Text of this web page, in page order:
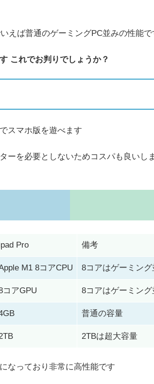
えば普通のゲーミングPC並みの性能で
これでお判りでしょうか？
スマホ版を遊べます
ーを必要としないためコスパも良いし
Pro 備考
M1 8コアCPU 8コアはゲーミング
コアGPU 8コアはゲーミング
普通の容量
2TBは超大容量
なっており非常に高性能です